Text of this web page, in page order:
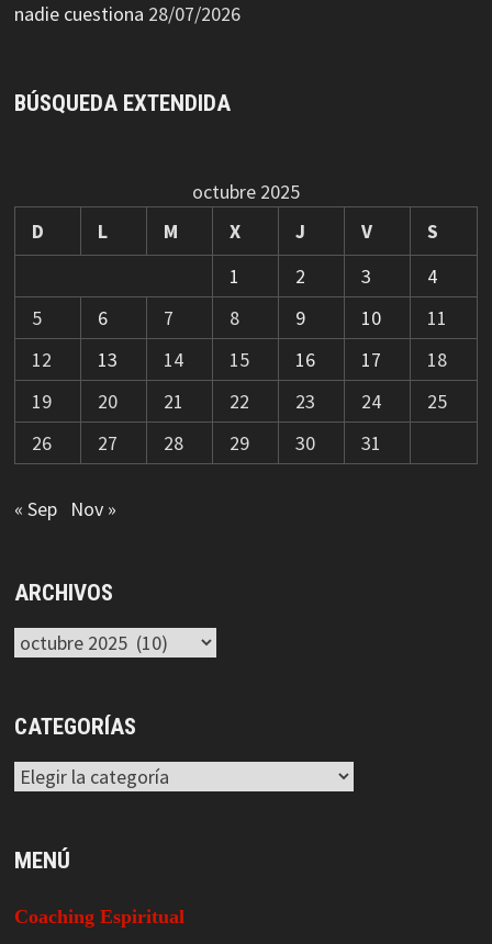
nadie cuestiona 28/07/2026
BÚSQUEDA EXTENDIDA
octubre 2025
D
L M X J V
S
1
2 3
4
5
6 7 8 9 10
11
12
13 14 15 16 17
18
19
20 21 22 23 24
25
26
27 28 29 30 31
« Sep Nov »
ARCHIVOS
Archivos
CATEGORÍAS
Categorías
MENÚ
Coaching Espiritual